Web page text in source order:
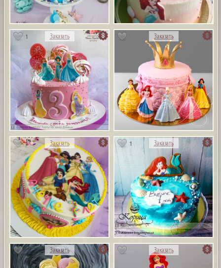
1 Заказать Заказать
1 Заказать 1 Заказать
Заказать Заказать